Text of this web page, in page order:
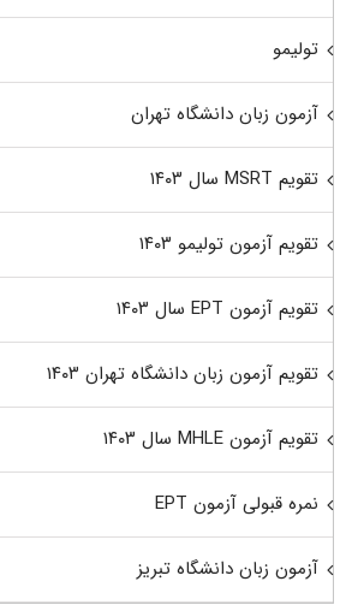
تولیمو
آزمون زبان دانشگاه تهران
تقویم MSRT سال ۱۴۰۳
تقویم آزمون تولیمو ۱۴۰۳
تقویم آزمون EPT سال ۱۴۰۳
تقویم آزمون زبان دانشگاه تهران ۱۴۰۳
تقویم آزمون MHLE سال ۱۴۰۳
نمره قبولی آزمون EPT
آزمون زبان دانشگاه تبریز